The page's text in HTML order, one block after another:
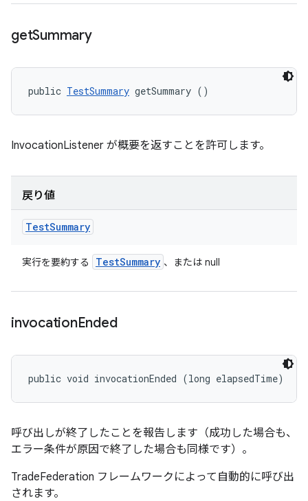
getSummary
public TestSummary getSummary ()
InvocationListener が概要を返すことを許可します。
戻り値
TestSummary
実行を要約する TestSummary 、または null
invocationEnded
public void invocationEnded (long elapsedTime)
呼び出しが終了したことを報告します（成功した場合も、
エラー条件が原因で終了した場合も同様です）。
TradeFederation フレームワークによって自動的に呼び出
されます。